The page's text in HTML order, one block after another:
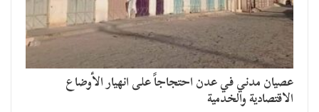
عصيان مدني في عدن احتجاجاً على انهيار الأوضاع
الاقتصادية والخدمية